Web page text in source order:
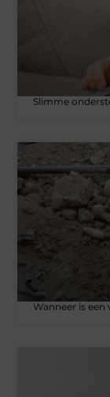
Slimme
Wanneer is een